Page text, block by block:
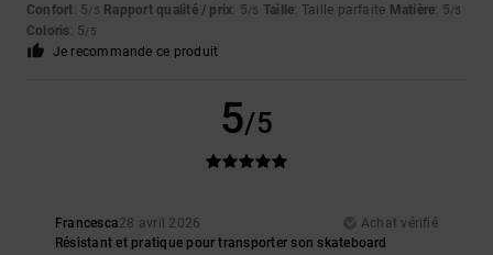
Confort: 5/5 Rapport qualité / prix: 5/5 Taille: Taille parfaite Matière: 5/5
Coloris: 5/5
Je recommande ce produit
5/5
Francesca28 avril 2026
Achat vérifié
Résistant et pratique pour transporter son skateboard